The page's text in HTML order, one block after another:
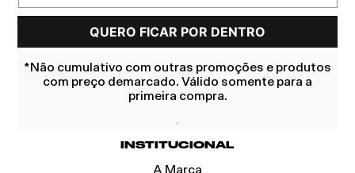
*Não cumulativo com outras promoções e produtos
com preço demarcado. Válido somente para a
primeira compra.
INSTITUCIONAL
A Marca